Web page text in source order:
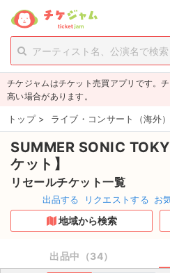
person_add 新規会員登録
チケットを探す
新着チケット
値下げしたチケット
都道府県からチケットを探す
もうすぐ開催のチケット
チケジャムはチケット売買アプリです。
高い場合があります。
トップ > ライブ・コンサート（海外）
SUMMER SONIC
ケット】
リセールチケット一覧
出品する リクエストする お
地域から検索
出品中（34）